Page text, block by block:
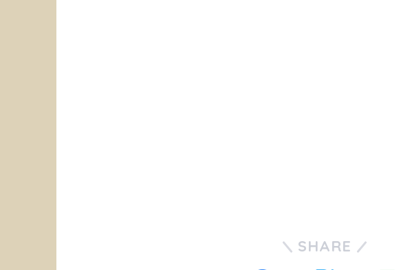
SHARE